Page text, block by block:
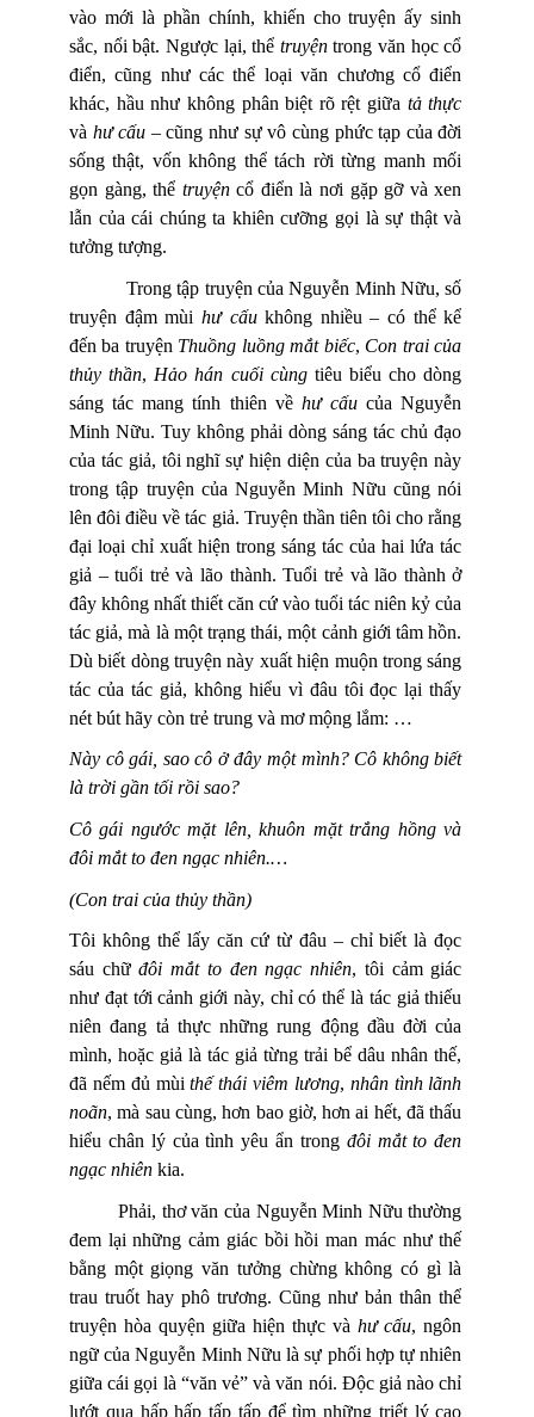
vào mới là phần chính, khiến cho truyện ấy sinh
sắc, nổi bật. Ngược lại, thể truyệntrong văn học cổ
điển, cũng như các thể loại văn chương cổ điển
khác, hầu như không phân biệt rõ rệt giữa tả thực
và hư cấu – cũng như sự vô cùng phức tạp của đời
sống thật, vốn không thể tách rời từng manh mối
gọn gàng, thể truyệncổ điển là nơi gặp gỡ và xen
lẫn của cái chúng ta khiên cưỡng gọi là sự thật và
tưởng tượng.
Trong tập truyện của Nguyễn Minh Nữu, số
truyện đậm mùi hư cấukhông nhiều–có thể kể
đến ba truyện Thuồng luồng mắt biếc, Con trai của
thủy thần, Hảo hán cuối cùngtiêu biểu cho dòng
sáng tác mang tính thiên về hư cấu của Nguyễn
Minh Nữu. Tuy không phải dòng sáng tác chủ đạo
của tác giả, tôi nghĩ sự hiện diện của ba truyện này
trong tập truyện của Nguyễn Minh Nữu cũng nói
lên đôi điều về tác giả. Truyện thần tiên tôi cho rằng
đại loại chỉ xuất hiện trong sáng tác của hai lứa tác
giả – tuổi trẻ và lão thành. Tuổi trẻ và lão thành ở
đây không nhất thiết căn cứ vào tuổi tác niên kỷ của
tác giả, mà là một trạng thái, một cảnh giới tâm hồn.
Dù biết dòng truyện này xuất hiện muộn trong sáng
tác của tác giả, không hiểu vì đâu tôi đọc lại thấy
nét bút hãy còn trẻ trung và mơ mộng lắm: …
Này cô gái, sao cô ở đây một mình? Cô không biết
là trời gần tối rồi sao?
Cô gái ngước mặt lên, khuôn mặt trắng hồng và
đôi mắt to đen ngạc nhiên.…
(Con trai của thủy thần)
Tôi không thể lấy căn cứ từ đâu – chỉbiết là đọc
sáu chữđôi mắt to đen ngạc nhiên, tôi cảm giác
như đạt tới cảnh giới này, chỉ có thể là tác giả thiếu
niên đang tả thực những rung động đầu đời của
mình, hoặc giả là tác giả từng trải bể dâu nhân thế,
đã nếm đủ mùithế thái viêm lương, nhân tình lãnh
noãn, mà sau cùng, hơn bao giờ, hơn ai hết, đã thấu
hiểu chân lý của tình yêu ẩn trong đôi mắt to đen
ngạc nhiên kia.
Phải, thơ văn của Nguyễn Minh Nữu thường
đem lại những cảm giác bồi hồi man mác như thế
bằng một giọng văn tưởng chừng không có gì là
trau truốt hay phô trương. Cũng như bản thân thể
truyện hòa quyện giữa hiện thực và hư cấu, ngôn
ngữ của Nguyễn Minh Nữu là sự phối hợp tự nhiên
giữa cái gọi là “văn vẻ” và văn nói. Độc giả nào chỉ
lướt qua hấp hấp tấp tấp để tìm những triết lý cao